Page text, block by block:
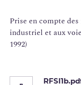
Prise en compte
industriel et aux
1992)